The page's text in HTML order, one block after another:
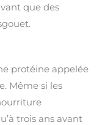
que des
protéine appelée
Même si les
trois ans avant